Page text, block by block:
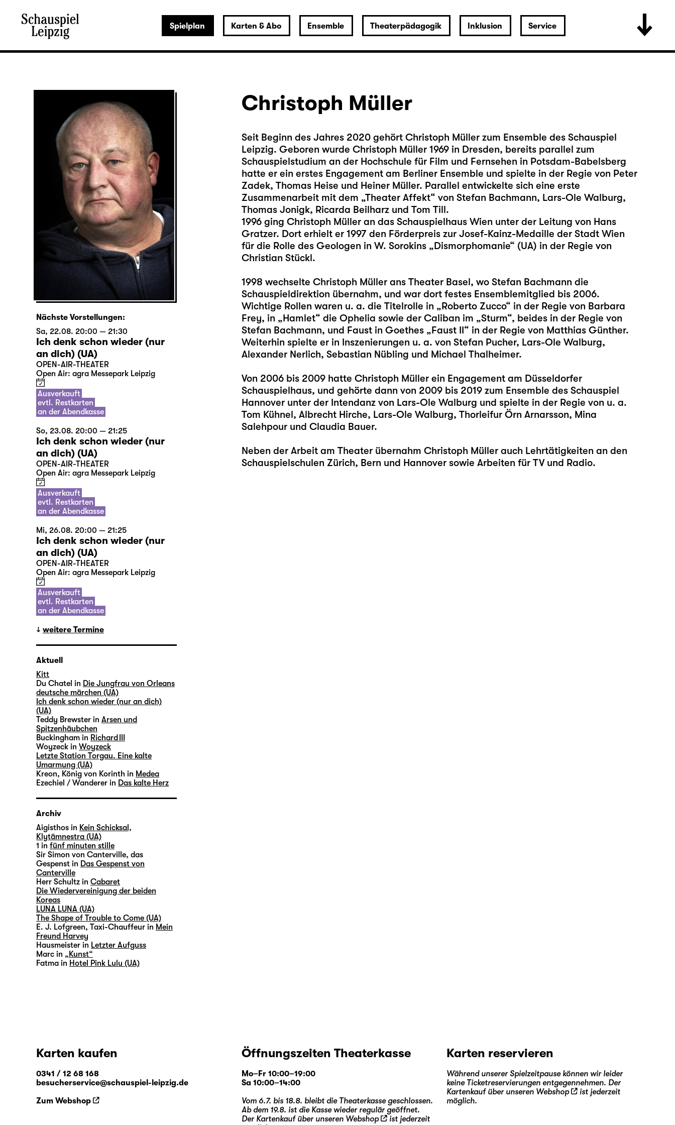
Spielplan Karten & Abo Ensemble Theaterpädagogik Inklusion Service
Christoph Müller
Seit Beginn des Jahres 2020 gehört Christoph Müller zum Ensemble des Schauspiel
Leipzig. Geboren wurde Christoph Müller 1969 in Dresden, bereits parallel zum
Schauspielstudium an der Hochschule für Film und Fernsehen in Potsdam-Babelsberg
hatte er ein erstes Engagement am Berliner Ensemble und spielte in der Regie von Peter
Zadek, Thomas Heise und Heiner Müller. Parallel entwickelte sich eine erste
Zusammenarbeit mit dem „Theater Affekt“ von Stefan Bachmann, Lars-Ole Walburg,
Thomas Jonigk, Ricarda Beilharz und Tom Till.
1996 ging Christoph Müller an das Schauspielhaus Wien unter der Leitung von Hans
Gratzer. Dort erhielt er 1997 den Förderpreis zur Josef-Kainz-Medaille der Stadt Wien
für die Rolle des Geologen in W. Sorokins „Dismorphomanie“ (UA) in der Regie von
Christian Stückl.
1998 wechselte Christoph Müller ans Theater Basel, wo Stefan Bachmann die
Schauspieldirektion übernahm, und war dort festes Ensemblemitglied bis 2006.
Wichtige Rollen waren u. a. die Titelrolle in „Roberto Zucco“ in der Regie von Barbara
Frey, in „Hamlet“ die Ophelia sowie der Caliban im „Sturm“, beides in der Regie von
Stefan Bachmann, und Faust in Goethes „Faust II“ in der Regie von Matthias Günther.
Weiterhin spielte er in Inszenierungen u. a. von Stefan Pucher, Lars-Ole Walburg,
Alexander Nerlich, Sebastian Nübling und Michael Thalheimer.
Von 2006 bis 2009 hatte Christoph Müller ein Engagement am Düsseldorfer
Schauspielhaus, und gehörte dann von 2009 bis 2019 zum Ensemble des Schauspiel
Hannover unter der Intendanz von Lars-Ole Walburg und spielte in der Regie von u. a.
Tom Kühnel, Albrecht Hirche, Lars-Ole Walburg, Thorleifur Örn Arnarsson, Mina
Salehpour und Claudia Bauer.
Neben der Arbeit am Theater übernahm Christoph Müller auch Lehrtätigkeiten an den
Schauspielschulen Zürich, Bern und Hannover sowie Arbeiten für TV und Radio.
Nächste Vorstellungen:
Sa, 22.08. 20:00 — 21:30
Ich denk schon wieder (nur
an dich) (UA)
OPEN-AIR-THEATER
Open Air: agra Messepark Leipzig
Ausverkauft
evtl. Restkarten
an der Abendkasse
So, 23.08. 20:00 — 21:25
Ich denk schon wieder (nur
an dich) (UA)
OPEN-AIR-THEATER
Open Air: agra Messepark Leipzig
Ausverkauft
evtl. Restkarten
an der Abendkasse
Mi, 26.08. 20:00 — 21:25
Ich denk schon wieder (nur
an dich) (UA)
OPEN-AIR-THEATER
Open Air: agra Messepark Leipzig
Ausverkauft
evtl. Restkarten
an der Abendkasse
weitere Termine
Aktuell
Kitt
Du Chatel in Die Jungfrau von Orleans
deutsche märchen (UA)
Ich denk schon wieder (nur an dich)
(UA)
Teddy Brewster in Arsen und
Spitzenhäubchen
Buckingham in Richard III
Woyzeck in Woyzeck
Letzte Station Torgau. Eine kalte
Umarmung (UA)
Kreon, König von Korinth in Medea
Ezechiel / Wanderer in Das kalte Herz
Archiv
Aigisthos in Kein Schicksal,
Klytämnestra (UA)
1 in fünf minuten stille
Sir Simon von Canterville, das
Gespenst in Das Gespenst von
Canterville
Herr Schultz in Cabaret
Die Wiedervereinigung der beiden
Koreas
LUNA LUNA (UA)
The Shape of Trouble to Come (UA)
E. J. Lofgreen, Taxi-Chauffeur in Mein
Freund Harvey
Hausmeister in Letzter Aufguss
Marc in „Kunst“
Fatma in Hotel Pink Lulu (UA)
Karten kaufen
0341 / 12 68 168
besucherservice@schauspiel-leipzig.de
Zum Webshop
Öffnungszeiten Theaterkasse
Mo–Fr 10:00–19:00
Sa 10:00–14:00
Vom 6.7. bis 18.8. bleibt die Theaterkasse geschlossen.
Ab dem 19.8. ist die Kasse wieder regulär geöffnet.
Der Kartenkauf über unseren Webshop
ist jederzeit
Karten reservieren
Während unserer Spielzeitpause können wir leider
keine Ticketreservierungen entgegennehmen. Der
Kartenkauf über unseren Webshop
ist jederzeit
möglich.